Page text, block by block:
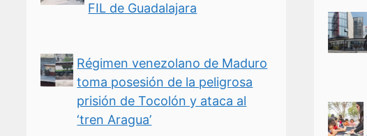
FIL de Guadalajara
Régimen venezolano de Maduro
toma posesión de la peligrosa
prisión de Tocolón y ataca al
‘tren Aragua’